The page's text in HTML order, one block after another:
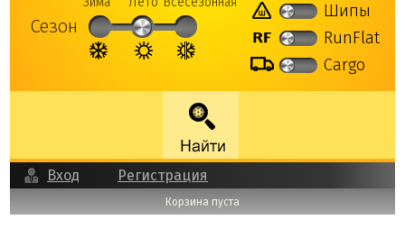
Сезон
Шипы
RunFlat
Cargo
Вход Регистрация
Корзина пуста